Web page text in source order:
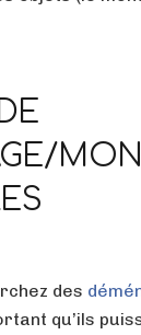
des
qu’ils